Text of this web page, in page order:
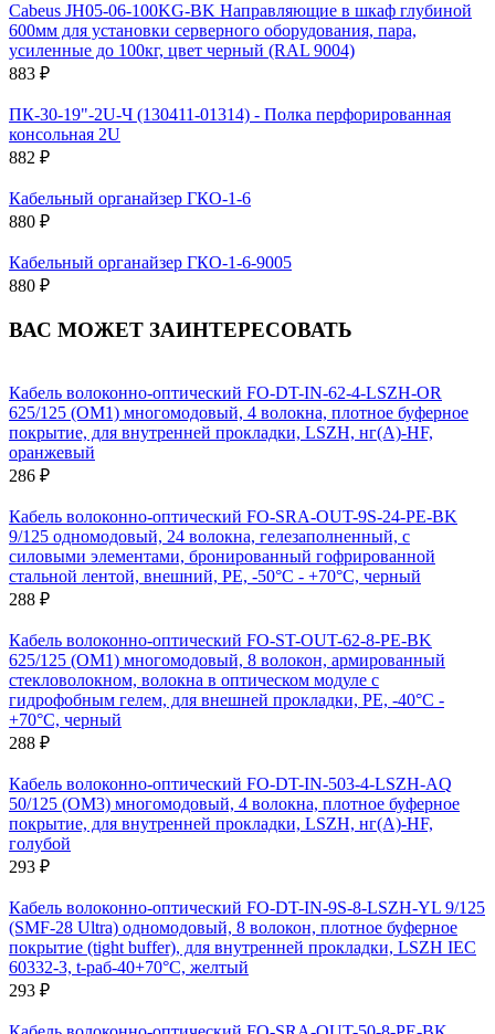
Cabeus JH05-06-100KG-BK Направляющие в шкаф глубиной
600мм для установки серверного оборудования, пара,
усиленные до 100кг, цвет черный (RAL 9004)
883 ₽
ПК-30-19"-2U-Ч (130411-01314) - Полка перфорированная
консольная 2U
882 ₽
Кабельный органайзер ГКО-1-6
880 ₽
Кабельный органайзер ГКО-1-6-9005
880 ₽
ВАС МОЖЕТ ЗАИНТЕРЕСОВАТЬ
Кабель волоконно-оптический FO-DT-IN-62-4-LSZH-OR
625/125 (ОМ1) многомодовый, 4 волокна, плотное буферное
покрытие, для внутренней прокладки, LSZH, нг(А)-HF,
оранжевый
286 ₽
Кабель волоконно-оптический FO-SRA-OUT-9S-24-PE-BK
9/125 одномодовый, 24 волокна, гелезаполненный, с
силовыми элементами, бронированный гофрированной
стальной лентой, внешний, PE, -50°С - +70°С, черный
288 ₽
Кабель волоконно-оптический FO-ST-OUT-62-8-PE-BK
625/125 (OM1) многомодовый, 8 волокон, армированный
стекловолокном, волокна в оптическом модуле с
гидрофобным гелем, для внешней прокладки, PE, -40°С -
+70°С, черный
288 ₽
Кабель волоконно-оптический FO-DT-IN-503-4-LSZH-AQ
50/125 (OM3) многомодовый, 4 волокна, плотное буферное
покрытие, для внутренней прокладки, LSZH, нг(А)-HF,
голубой
293 ₽
Кабель волоконно-оптический FO-DT-IN-9S-8-LSZH-YL 9/125
(SMF-28 Ultra) одномодовый, 8 волокон, плотное буферное
покрытие (tight buffer), для внутренней прокладки, LSZH IEC
60332-3, t-раб-40+70°C, желтый
293 ₽